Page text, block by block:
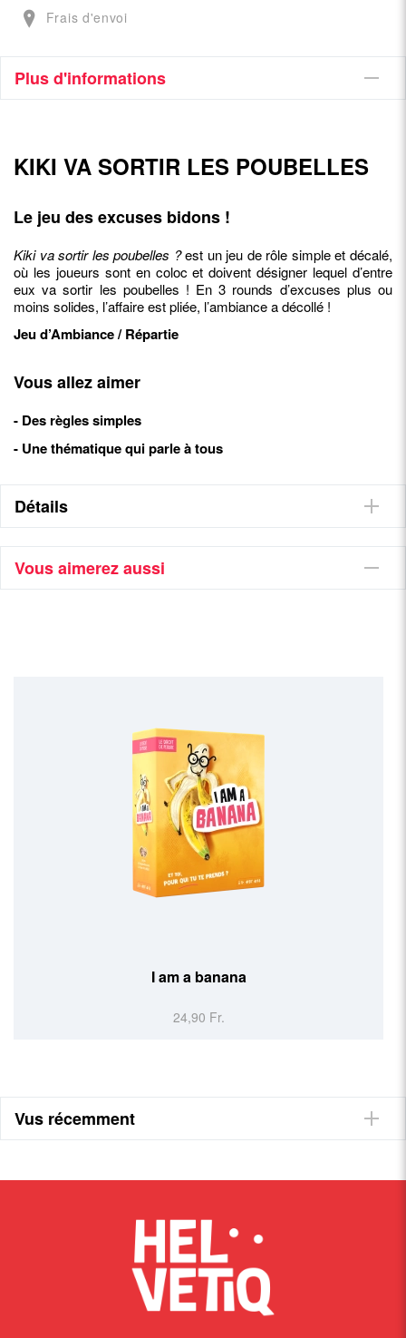
Frais d'envoi
Plus d'informations
KIKI VA SORTIR LES POUBELLES
Le jeu des excuses bidons !
Kiki va sortir les poubelles ?est un jeu de rôle simple et décalé,
où les joueurs sont en coloc et doivent désigner lequel d’entre
eux va sortir les poubelles ! En 3 rounds d’excuses plus ou
moins solides, l’affaire est pliée, l’ambiance a décollé !
Jeu d’Ambiance / Répartie
Vous allez aimer
- Des règles simples
- Une thématique qui parle à tous
Détails
Vous aimerez aussi
I am a banana
24,90 Fr.
Vus récemment